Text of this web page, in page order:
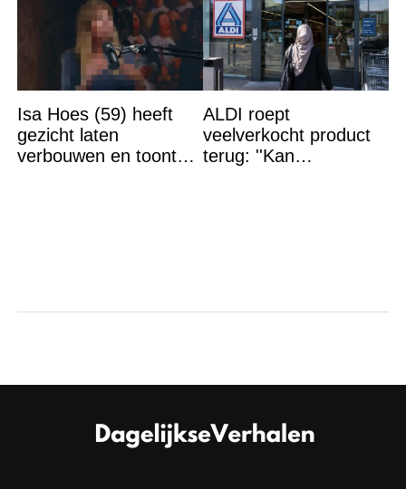
Isa Hoes (59) heeft
gezicht laten
verbouwen en toont
ALDI roept
veelverkocht product
terug: ''Kan